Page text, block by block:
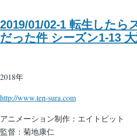
2019/01/02-1 転生したら
だった件 シーズン1-13
2018年
http://www.ten-sura.com
アニメーション制作：エイトビット
監督：菊地康仁